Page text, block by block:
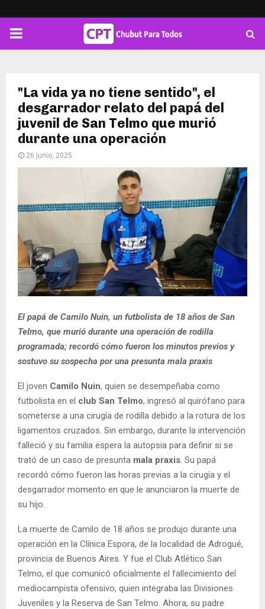
PRIMARY
"La vida ya no tiene sentido", el
desgarrador relato del papá del
juvenil de San Telmo que murió
durante una operación
26 junio, 2025
El papá de Camilo Nuin, un futbolista de 18 años de San
Telmo, que murió durante una operación de rodilla
programada; recordó cómo fueron los minutos previos y
sostuvo su sospecha por una presunta mala praxis
El joven Camilo Nuin, quien se desempeñaba como
futbolista en el club San Telmo, ingresó al quirófano para
someterse a una cirugía de rodilla debido a la rotura de los
ligamentos cruzados. Sin embargo, durante la intervención
falleció y su familia espera la autopsia para definir si se
trató de un caso de presunta mala praxis. Su papá
recordó cómo fueron las horas previas a la cirugía y el
desgarrador momento en que le anunciaron la muerte de
su hijo.
La muerte de Camilo de 18 años se produjo durante una
operación en la Clínica Espora, de la localidad de Adrogué,
provincia de Buenos Aires. Y fue el Club Atlético San
Telmo, el que comunicó oficialmente el fallecimiento del
mediocampista ofensivo, quien integraba las Divisiones
Juveniles y la Reserva de San Telmo. Ahora, su padre